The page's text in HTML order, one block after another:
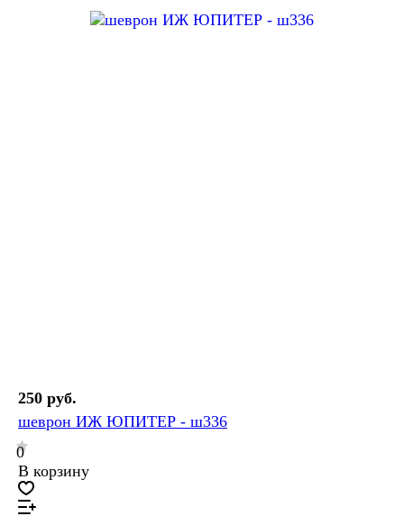
250 руб.
шеврон ИЖ ЮПИТЕР - ш336
0
В корзину